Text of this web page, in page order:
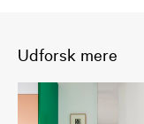
Udforsk mere